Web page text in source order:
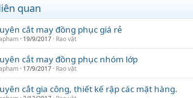
quan
cắt may đồng phục giá rẻ
19/9/2017 Rao vặt
cắt may đồng phục nhóm lớp
17/9/2017 Rao vặt
cắt gia công, thiết kế rập các mặt hàng.